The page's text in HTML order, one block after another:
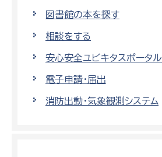
図書館の本を探す
相談をする
安心安全ユビキタスポータル
電子申請・届出
消防出動・気象観測システム